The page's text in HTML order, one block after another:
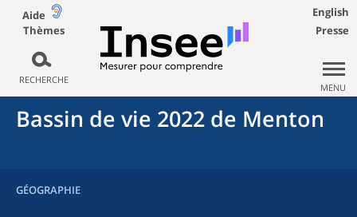
Aide
Thèmes
RECHERCHE
English
Presse
MENU
Bassin de vie 2022 de Menton
GÉOGRAPHIE